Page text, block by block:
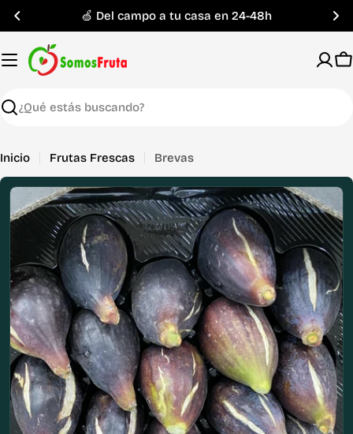
Saltar
contenido
🍏 Del campo a tu casa en 24-48h
Buscar
Inicio Frutas Frescas Brevas